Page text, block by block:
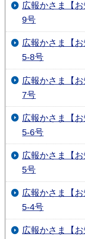
広報かさま【
9号
広報かさま【
5-8号
広報かさま【
7号
広報かさま【
5-6号
広報かさま【
5号
広報かさま【
5-4号
広報かさま【